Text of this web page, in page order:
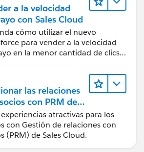
a la velocidad
con Sales Cloud
cómo utilizar el nuevo
para vender a la velocidad
en la menor cantidad de clics
las relaciones
con PRM de
Cloud
atractivas para los
con Gestión de relaciones con
(PRM) de Sales Cloud.